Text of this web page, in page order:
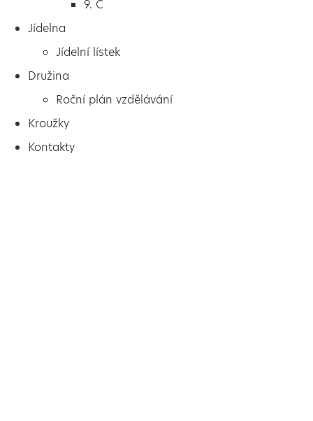
9. C
Jídelna
Jídelní lístek
Družina
Roční plán vzdělávání
Kroužky
Kontakty